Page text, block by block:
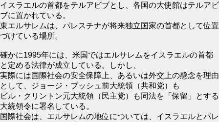
イスラエルの首都をテルアビブとし、各国の大使館はテルアビ
ブに置かれている。
東エルサレムは、パレスチナが将来独立国家の首都として位置
づけている場所。
確かに1995年には、米国ではエルサレムをイスラエルの首都
と定める法律が成立している。しかし、
実際には国際社会の安全保障上、あるいは外交上の懸念を理由
として、ジョージ・ブッシュ前大統領（共和党）も
ビル・クリントン元大統領（民主党）も同法を「保留」とする
大統領令に署名している。
国際社会は、エルサレムの地位については、イスラエルとパレ